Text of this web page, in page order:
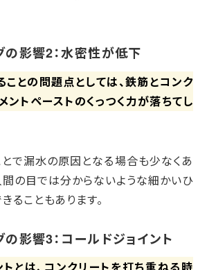
の影響2：水密性が低下
との問題点としては、鉄筋とコンク
ントペーストのくっつく力が落ちてし
で漏水の原因となる場合も少なくあ
間の目では分からないような細かいひ
ることもあります。
の影響3：コールドジョイント